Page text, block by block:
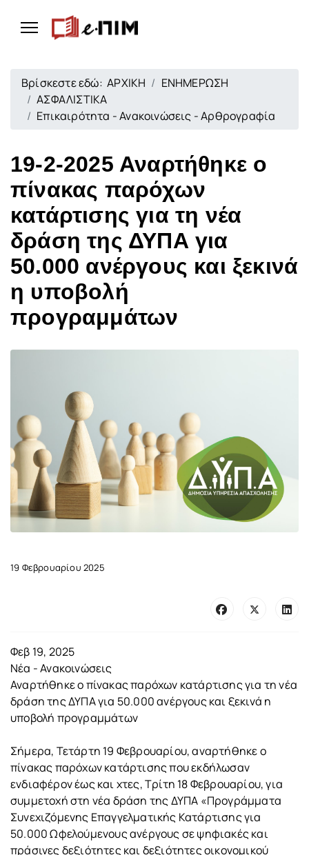
Βρίσκεστε εδώ:ΑΡΧΙΚΗ
ΕΝΗΜΕΡΩΣΗ
ΑΣΦΑΛΙΣΤΙΚΑ
Επικαιρότητα - Ανακοινώσεις - Αρθρογραφία
19-2-2025 Αναρτήθηκε ο
πίνακας παρόχων
κατάρτισης για τη νέα
δράση της ΔΥΠΑ για
50.000 ανέργους και ξεκινά
η υποβολή
προγραμμάτων
19 Φεβρουαρίου 2025
Φεβ 19, 2025
Νέα - Ανακοινώσεις
Αναρτήθηκε ο πίνακας παρόχων κατάρτισης για τη νέα
δράση της ΔΥΠΑ για 50.000 ανέργους και ξεκινά η
υποβολή προγραμμάτων
Σήμερα, Τετάρτη 19 Φεβρουαρίου, αναρτήθηκε ο
πίνακας παρόχων κατάρτισης που εκδήλωσαν
ενδιαφέρον έως και χτες, Τρίτη 18 Φεβρουαρίου, για
συμμετοχή στη νέα δράση της ΔΥΠΑ «Προγράμματα
Συνεχιζόμενης Επαγγελματικής Κατάρτισης για
50.000 Ωφελούμενους ανέργους σε ψηφιακές και
πράσινες δεξιότητες και δεξιότητες οικονομικού